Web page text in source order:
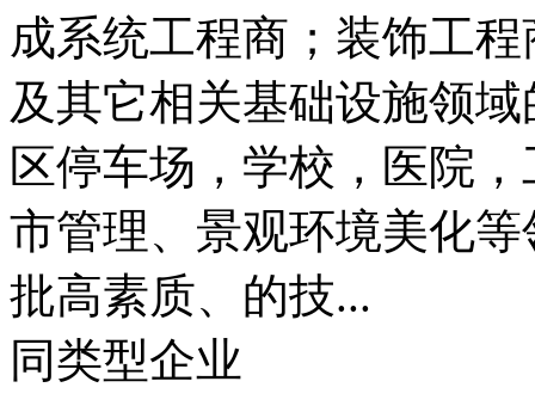
成系统工程商；装饰工
及其它相关基础设施领
区停车场，学校，医院
市管理、景观环境美化
批高素质、的技...
同类型企业